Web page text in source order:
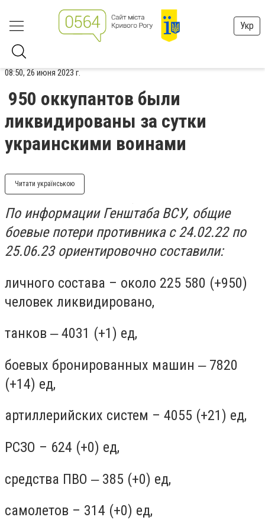
Укр
08:50, 26 июня 2023 г.
950 оккупантов были
ликвидированы за сутки
украинскими воинами
Читати українською
По информации Генштаба ВСУ, общие
боевые потери противника с 24.02.22 по
25.06.23 ориентировочно составили:
личного состава – около 225 580 (+950)
человек ликвидировано,
танков ‒ 4031 (+1) ед,
боевых бронированных машин ‒ 7820
(+14) ед,
артиллерийских систем – 4055 (+21) ед,
РСЗО – 624 (+0) ед,
средства ПВО ‒ 385 (+0) ед,
самолетов – 314 (+0) ед,